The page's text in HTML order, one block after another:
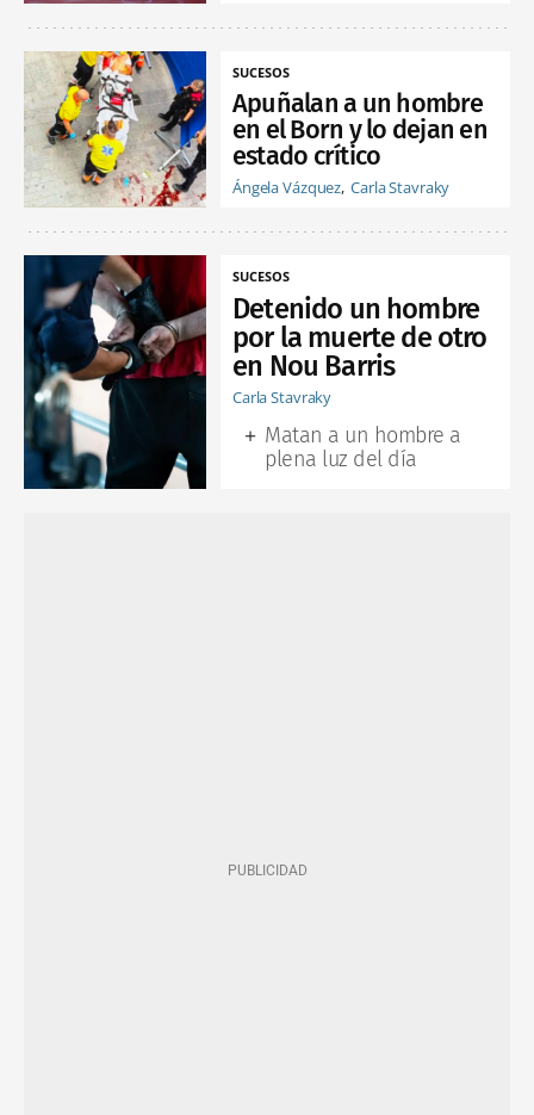
SUCESOS
Apuñalan a un hombre
en el Born y lo dejan en
estado crítico
Ángela Vázquez Carla Stavraky
SUCESOS
Detenido un hombre
por la muerte de otro
en Nou Barris
Carla Stavraky
Matan a un hombre a
plena luz del día